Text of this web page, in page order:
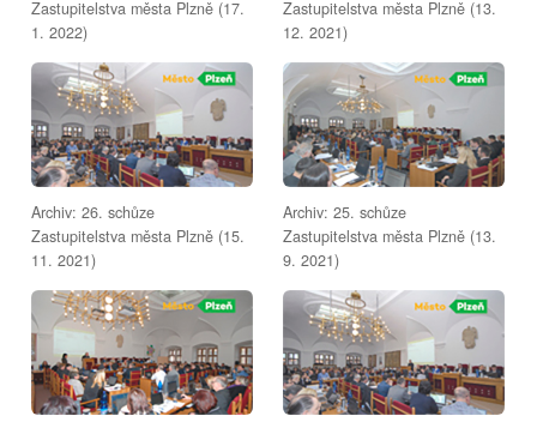
Zastupitelstva města Plzně (17.
1. 2022)
Zastupitelstva města Plzně (13.
12. 2021)
Archiv: 26. schůze
Zastupitelstva města Plzně (15.
11. 2021)
Archiv: 25. schůze
Zastupitelstva města Plzně (13.
9. 2021)